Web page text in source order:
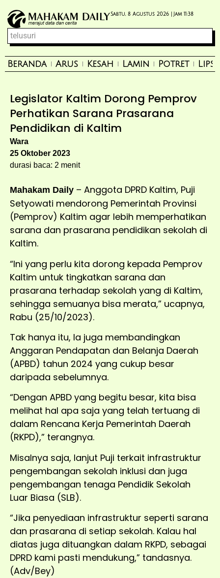
Sabtu, 8 Agustus 2026 | Jam 11:38
Beranda Arus Kesah Lamin Potret
Legislator Kaltim Dorong Pemprov
Perhatikan Sarana Prasarana
Pendidikan di Kaltim
Wara
25 Oktober 2023
durasi baca: 2 menit
Mahakam Daily – Anggota DPRD Kaltim, Puji
Setyowati mendorong Pemerintah Provinsi
(Pemprov) Kaltim agar lebih memperhatikan
sarana dan prasarana pendidikan sekolah di
Kaltim.
“Ini yang perlu kita dorong kepada Pemprov
Kaltim untuk tingkatkan sarana dan
prasarana terhadap sekolah yang di Kaltim,
sehingga semuanya bisa merata,” ucapnya,
Rabu (25/10/2023).
Tak hanya itu, Ia juga membandingkan
Anggaran Pendapatan dan Belanja Daerah
(APBD) tahun 2024 yang cukup besar
daripada sebelumnya.
“Dengan APBD yang begitu besar, kita bisa
melihat hal apa saja yang telah tertuang di
dalam Rencana Kerja Pemerintah Daerah
(RKPD),” terangnya.
Misalnya saja, lanjut Puji terkait infrastruktur
pengembangan sekolah inklusi dan juga
pengembangan tenaga Pendidik Sekolah
Luar Biasa (SLB).
“Jika penyediaan infrastruktur seperti sarana
dan prasarana di setiap sekolah. Kalau hal
diatas juga dituangkan dalam RKPD, sebagai
DPRD kami pasti mendukung,” tandasnya.
(Adv/Bey)